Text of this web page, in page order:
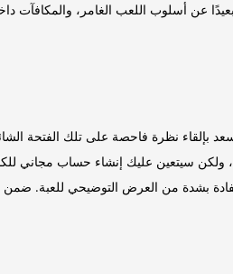
عن أسلوب اللعب الغامر، والمكافآت
بإلقاء نظرة فاحصة على تلك الفتحة
ولكن سيتعين عليك إنشاء حساب مجاني